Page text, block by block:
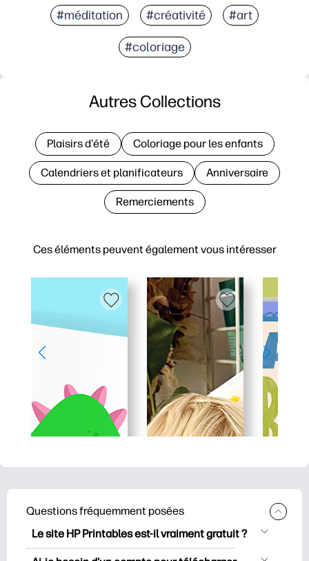
#méditation #créativité #art
#coloriage
Ces éléments peuvent également vous intéresser
Autres Collections
Plaisirs d'été Coloriage pour les enfants
Calendriers et planificateurs Anniversaire
Remerciements
Questions fréquemment posées
Le site HP Printables est-il vraiment gratuit ?
HP Printables propose plus de 2500